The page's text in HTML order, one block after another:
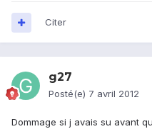
Citer
g27
Posté(e) 7 avril 2012
Dommage si j avais su avant